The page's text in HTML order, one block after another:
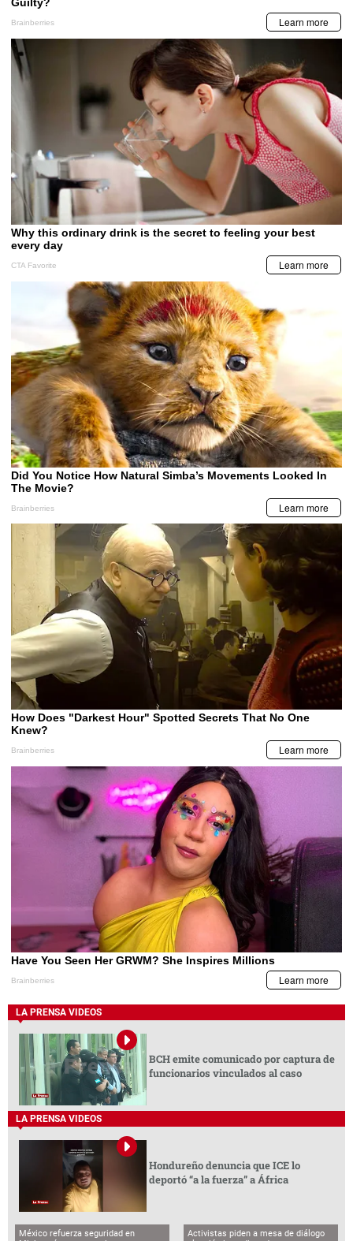
LA PRENSA VIDEOS
BCH emite comunicado por captura de
funcionarios vinculados al caso
LA PRENSA VIDEOS
Hondureño denuncia que ICE lo
deportó “a la fuerza” a África
México refuerza seguridad en
Activistas piden a mesa de diálogo